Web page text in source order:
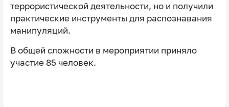
террористической деятельности, но и получили
практические инструменты для распознавания
манипуляций.
В общей сложности в мероприятии приняло
участие 85 человек.